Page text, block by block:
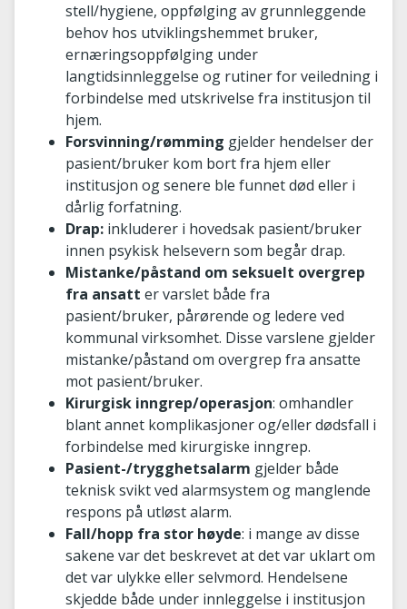
stell/hygiene, oppfølging av grunnleggende
behov hos utviklingshemmet bruker,
ernæringsoppfølging under
langtidsinnleggelse og rutiner for veiledning i
forbindelse med utskrivelse fra institusjon til
hjem.
Forsvinning/rømming gjelder hendelser der
pasient/bruker kom bort fra hjem eller
institusjon og senere ble funnet død eller i
dårlig forfatning.
Drap: inkluderer i hovedsak pasient/bruker
innen psykisk helsevern som begår drap.
Mistanke/påstand om seksuelt overgrep
fra ansatt er varslet både fra
pasient/bruker, pårørende og ledere ved
kommunal virksomhet. Disse varslene gjelder
mistanke/påstand om overgrep fra ansatte
mot pasient/bruker.
Kirurgisk inngrep/operasjon: omhandler
blant annet komplikasjoner og/eller dødsfall i
forbindelse med kirurgiske inngrep.
Pasient-/trygghetsalarm gjelder både
teknisk svikt ved alarmsystem og manglende
respons på utløst alarm.
Fall/hopp fra stor høyde: i mange av disse
sakene var det beskrevet at det var uklart om
det var ulykke eller selvmord. Hendelsene
skjedde både under innleggelse i institusjon